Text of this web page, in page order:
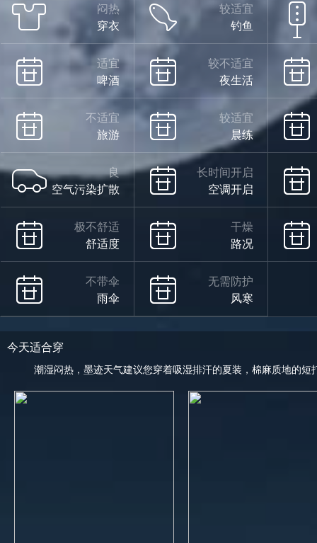
闷热
穿衣
较适宜
钓鱼
适宜
啤酒
较不适宜
夜生活
不适宜
旅游
较适宜
晨练
良
空气污染扩散
长时间开启
空调开启
极不舒适
舒适度
干燥
路况
不带伞
雨伞
无需防护
风寒
今天适合穿
潮湿闷热，墨迹天气建议您穿着吸湿排汗的夏装，棉麻质地的短